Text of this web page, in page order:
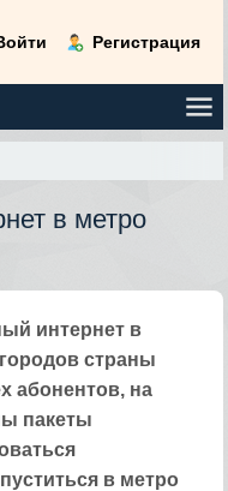
Регистрация
в метро
интернет в
страны
абонентов, на
пакеты
в метро